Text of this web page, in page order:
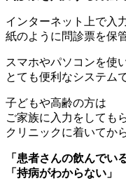
インターネット上で入
紙のように問診票を保
スマホやパソコンを使
とても便利なシステム
子どもや高齢の方は
ご家族に入力をしても
クリニックに着いてから
「患者さんの飲んでい
「持病がわからない」